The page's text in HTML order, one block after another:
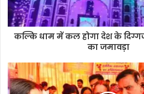
कल्कि धाम में कल होगा देश के
का जमावड़ा